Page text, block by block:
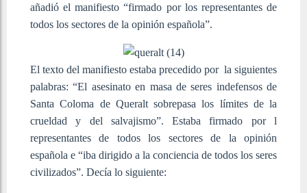
añadió el manifiesto “firmado por los representantes de
todos los sectores de la opinión española”.
El texto del manifiesto estaba precedido por la siguientes
palabras: “El asesinato en masa de seres indefensos de
Santa Coloma de Queralt sobrepasa los límites de la
crueldad y del salvajismo”. Estaba firmado por l
representantes de todos los sectores de la opinión
española e “iba dirigido a la conciencia de todos los seres
civilizados”. Decía lo siguiente: